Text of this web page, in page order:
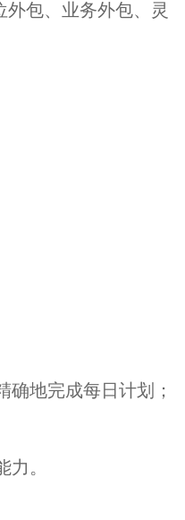
包、业务外包、灵
确地完成每日计划；
。